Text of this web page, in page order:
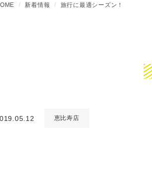
新着情報 旅行に最適シーズン！
恵比寿店